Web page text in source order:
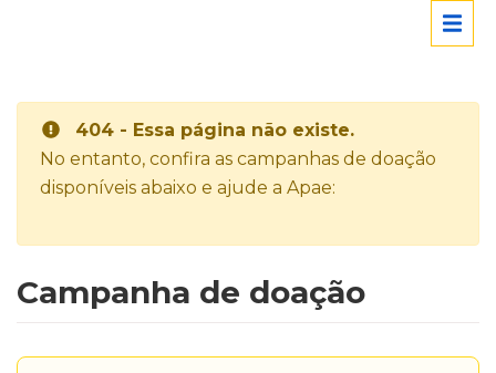
404 - Essa página não existe.
No entanto, confira as campanhas de doação
disponíveis abaixo e ajude a Apae:
Campanha de doação